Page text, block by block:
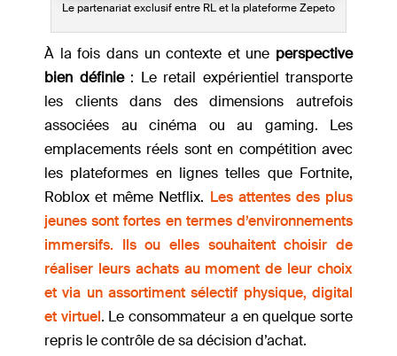
Le partenariat exclusif entre RL et la plateforme Zepeto
À la fois dans un contexte et une perspective
bien définie: Le retail expérientiel transporte
les clients dans des dimensions autrefois
associées au cinéma ou au gaming. Les
emplacements réels sont en compétition avec
les plateformes en lignes telles que Fortnite,
Roblox et même Netflix. Les attentes des plus
jeunes sont fortes en termes d’environnements
immersifs. Ils ou elles souhaitent choisir de
réaliser leurs achats au moment de leur choix
et via un assortiment sélectif physique, digital
et virtuel. Le consommateur a en quelque sorte
repris le contrôle de sa décision d’achat.